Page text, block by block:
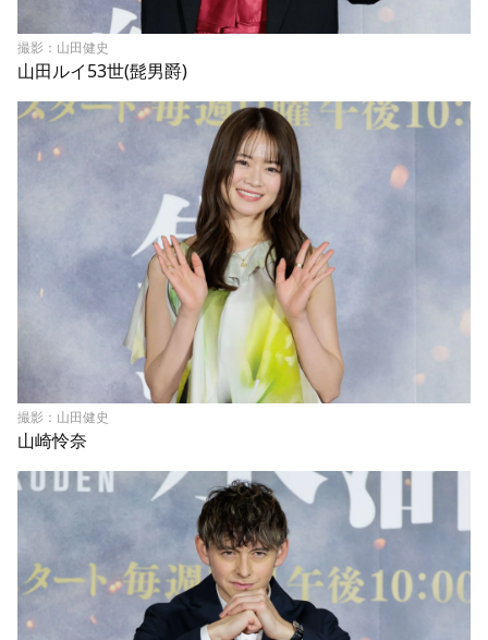
撮影：山田健史
山田ルイ53世(髭男爵)
撮影：山田健史
山崎怜奈